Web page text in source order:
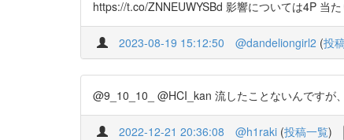
https://t.co/ZNNEUWYSBd 影響については4P 当
2023-08-19 15:12:50 @dandeliongirl2 (投
@9_10_10_ @HCI_kan 流したことないんです
2022-12-21 20:36:08 @h1raki (投稿一覧)